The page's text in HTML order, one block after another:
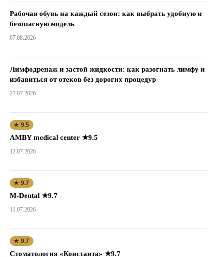
Рабочая обувь на каждый сезон: как выбрать удобную и
безопасную модель
07.08.2026
Лимфодренаж и застой жидкости: как разогнать лимфу и
избавиться от отеков без дорогих процедур
27.07.2026
★ 9.5
AMBY medical center ★9.5
12.07.2026
★ 9.7
M-Dental ★9.7
11.07.2026
★ 9.7
Стоматология «Константа» ★9.7